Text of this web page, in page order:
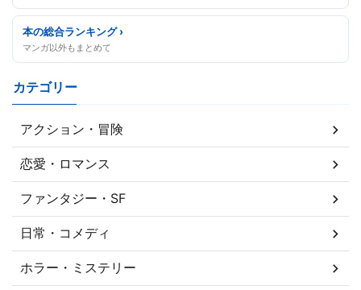
本の総合ランキング ›
マンガ以外もまとめて
カテゴリー
アクション・冒険
恋愛・ロマンス
ファンタジー・SF
日常・コメディ
ホラー・ミステリー